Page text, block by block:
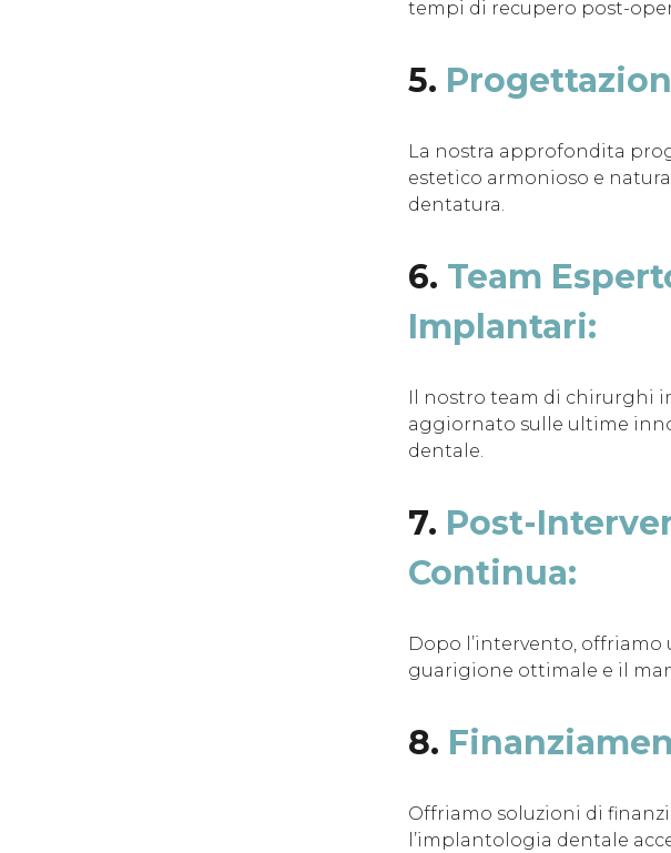
tempi di recupero post-
5.
La nostra approfondita
estetico armonioso e
dentatura.
6. Team
Implantari:
Il nostro team di chirurghi
aggiornato sulle ultime
dentale.
7. Post-
Continua:
Dopo l’intervento,
guarigione ottimale e il
8.
Offriamo soluzioni di
l’implantologia dentale